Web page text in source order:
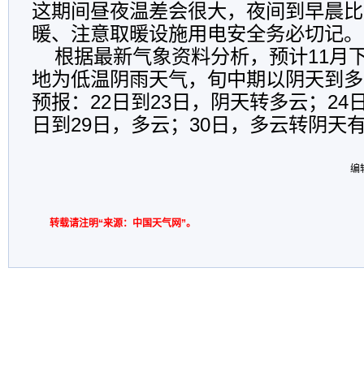
这期间昼夜温差会很大，夜间到早晨
暖、注意取暖设施用电安全务必切记。
根据最新气象资料分析，预计11月
地为低温阴雨天气，旬中期以阴天到
预报：22日到23日，阴天转多云；24
日到29日，多云；30日，多云转阴天
编
转载请注明“来源：中国天气网”。